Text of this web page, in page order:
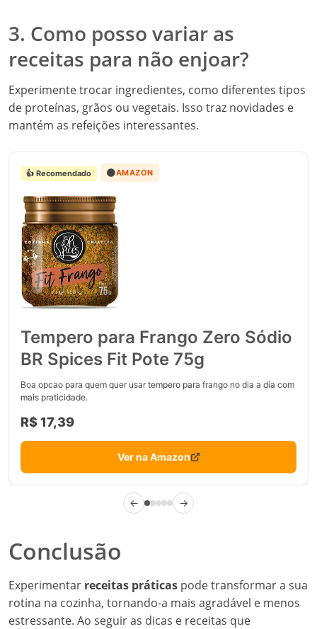
3. Como posso variar as
receitas para não enjoar?
Experimente trocar ingredientes, como diferentes tipos
de proteínas, grãos ou vegetais. Isso traz novidades e
mantém as refeições interessantes.
👍 Recomendado 🟠AMAZON
Tempero para Frango Zero Sódio
BR Spices Fit Pote 75g
Boa opcao para quem quer usar tempero para frango no dia a dia com
mais praticidade.
R$ 17,39
Ver na Amazon
← →
Conclusão
Experimentar receitas práticas pode transformar a sua
rotina na cozinha, tornando-a mais agradável e menos
estressante. Ao seguir as dicas e receitas que